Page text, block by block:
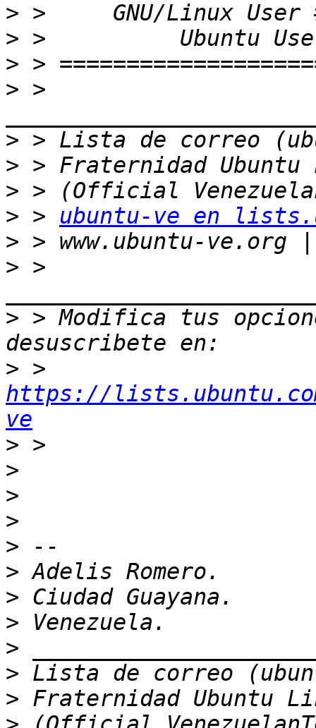
>
>
>
> >
>
>
>
> > ubuntu-ve en
>
> >
> > Modifica tus
>
https://
ve
>
>
>
>
>
>
>
>
>
>
>